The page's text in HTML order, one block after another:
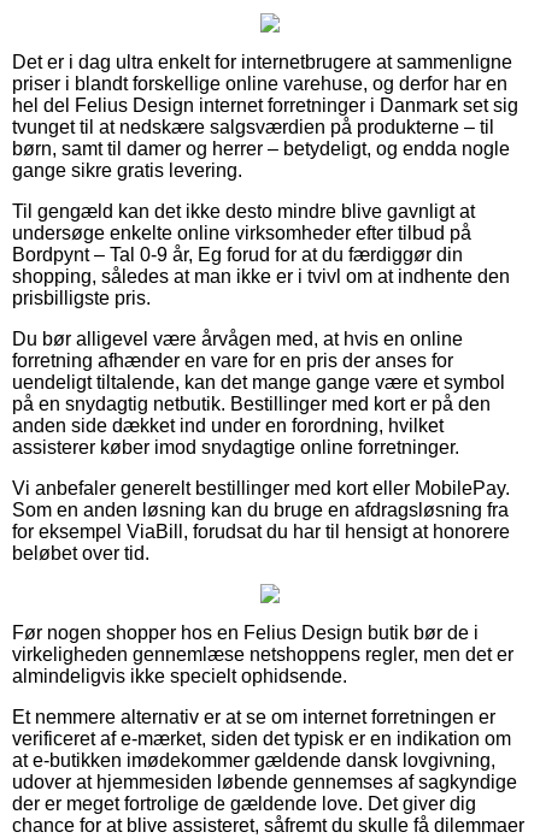
Det er i dag ultra enkelt for internetbrugere at sammenligne
priser i blandt forskellige online varehuse, og derfor har en
hel del Felius Design internet forretninger i Danmark set sig
tvunget til at nedskære salgsværdien på produkterne – til
børn, samt til damer og herrer – betydeligt, og endda nogle
gange sikre gratis levering.
Til gengæld kan det ikke desto mindre blive gavnligt at
undersøge enkelte online virksomheder efter tilbud på
Bordpynt – Tal 0-9 år, Eg forud for at du færdiggør din
shopping, således at man ikke er i tvivl om at indhente den
prisbilligste pris.
Du bør alligevel være årvågen med, at hvis en online
forretning afhænder en vare for en pris der anses for
uendeligt tiltalende, kan det mange gange være et symbol
på en snydagtig netbutik. Bestillinger med kort er på den
anden side dækket ind under en forordning, hvilket
assisterer køber imod snydagtige online forretninger.
Vi anbefaler generelt bestillinger med kort eller MobilePay.
Som en anden løsning kan du bruge en afdragsløsning fra
for eksempel ViaBill, forudsat du har til hensigt at honorere
beløbet over tid.
Før nogen shopper hos en Felius Design butik bør de i
virkeligheden gennemlæse netshoppens regler, men det er
almindeligvis ikke specielt ophidsende.
Et nemmere alternativ er at se om internet forretningen er
verificeret af e-mærket, siden det typisk er en indikation om
at e-butikken imødekommer gældende dansk lovgivning,
udover at hjemmesiden løbende gennemses af sagkyndige
der er meget fortrolige de gældende love. Det giver dig
chance for at blive assisteret, såfremt du skulle få dilemmaer